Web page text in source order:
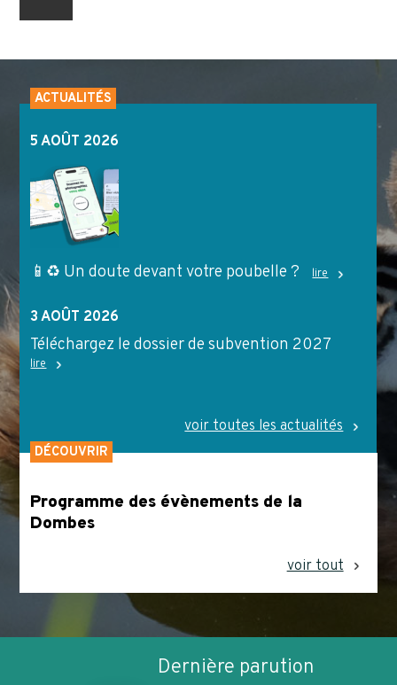
ACTUALITÉS
5 AOÛT 2026
📱♻️ Un doute devant votre poubelle ? lire
3 AOÛT 2026
Téléchargez le dossier de subvention 2027
lire
voir toutes les actualités
DÉCOUVRIR
Programme des évènements de la
Dombes
voir tout
Dernière parution